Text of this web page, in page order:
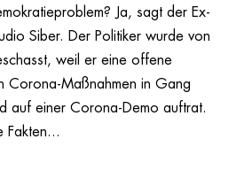
Ja, sagt der Ex-
Siber. Der Politiker wurde von
weil er eine offene
Corona-Maßnahmen in Gang
auf einer Corona-Demo auftrat.
Fakten...